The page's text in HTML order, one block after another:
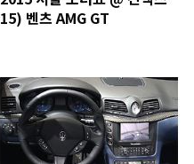
15) 벤츠 AMG GT